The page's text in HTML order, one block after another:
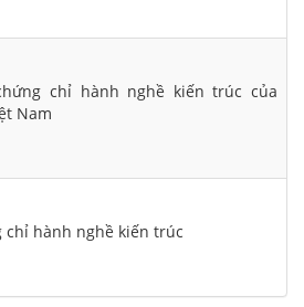
chỉ hành nghề kiến trúc của
Nam
chỉ hành nghề kiến trúc